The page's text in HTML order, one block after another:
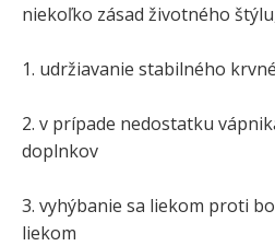
niekoľko zásad životného
1. udržiavanie stabilného
2. v prípade nedostatku
doplnkov
3. vyhýbanie sa liekom proti
liekom